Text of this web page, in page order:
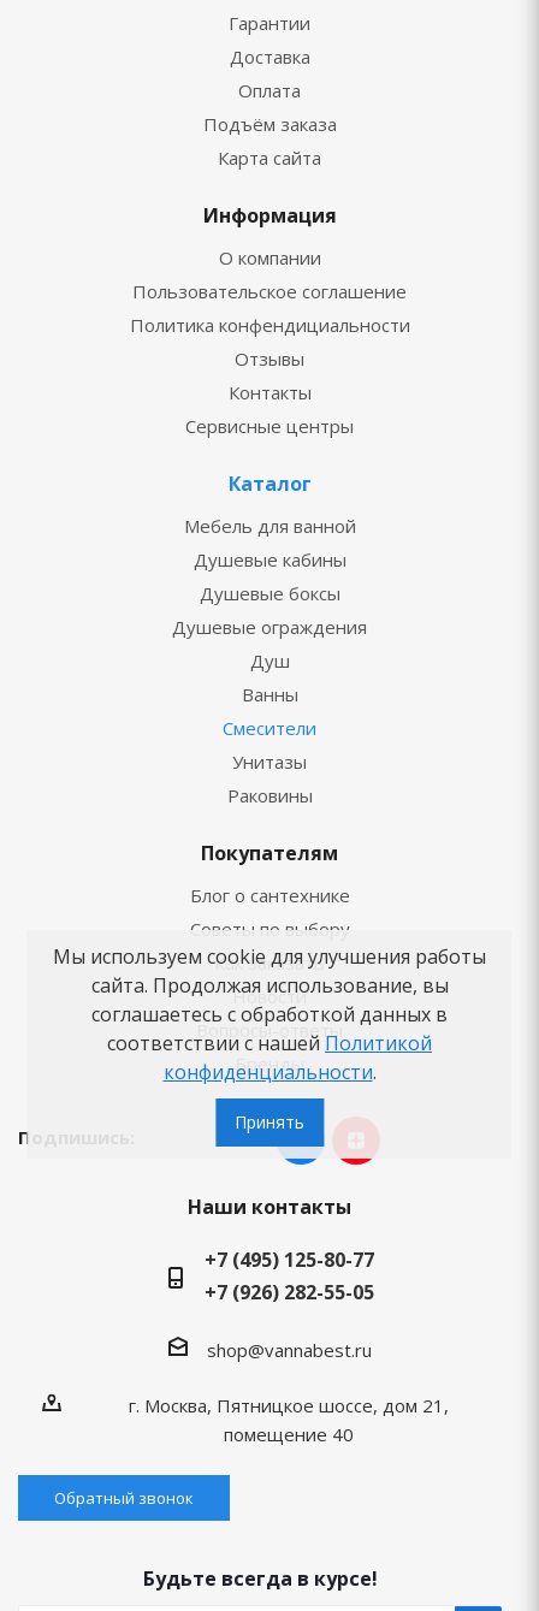
Гарантии
Доставка
Оплата
Подъём заказа
Карта сайта
Информация
О компании
Пользовательское соглашение
Политика конфендициальности
Отзывы
Контакты
Сервисные центры
Каталог
Мебель для ванной
Душевые кабины
Душевые боксы
Душевые ограждения
Душ
Ванны
Смесители
Унитазы
Раковины
Покупателям
Блог о сантехнике
Советы по выбору
Как заказать
Новости
Вопросы-ответы
Бренды
Подпишись:
Наши контакты
+7 (495) 125-80-77
+7 (926) 282-55-05
shop@vannabest.ru
г. Москва, Пятницкое шоссе, дом 21,
помещение 40
Обратный звонок
Будьте всегда в курсе!
Мы используем cookie для улучшения работы
сайта. Продолжая использование, вы
соглашаетесь с обработкой данных в
соответствии с нашей Политикой
конфиденциальности.
Принять